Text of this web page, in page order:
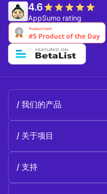
4.6
AppSumo rating
我们的产品
关于项目
支持